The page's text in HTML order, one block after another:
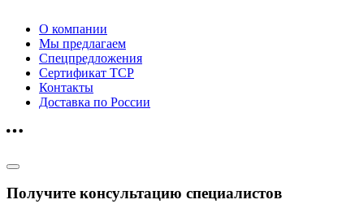
О компании
Мы предлагаем
Спецпредложения
Сертификат ТСР
Контакты
Доставка по России
Получите консультацию специалистов